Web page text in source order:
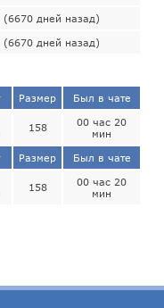
дней назад)
дней назад)
Размер Был в чате
158
00 час 20
мин
Размер Был в чате
158
00 час 20
мин